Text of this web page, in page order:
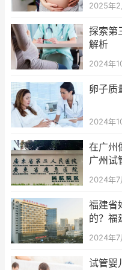
2025年2
探索第
解析
2024年
卵子质
2024年
在广州
广州试
2024年7
福建省
的？福
时间
2024年7
试管婴